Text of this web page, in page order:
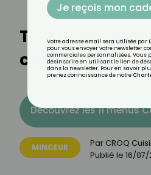
TOP 10 des
caloriques
Découvrez les 11 menus
MINCEUR Par CROQ
Publié le 16/
Je reçois mon
Votre adresse email sera utilisée par
pour vous envoyer votre newsletter
commerciales personnalisées. Vous
désinscrire en utilisant le lien de
dans la newsletter. Pour en savoir
prenez connaissance de notre